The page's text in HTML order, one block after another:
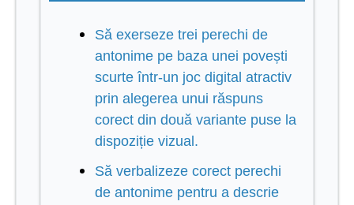
Să exerseze trei perechi de
antonime pe baza unei povești
scurte într-un joc digital atractiv
prin alegerea unui răspuns
corect din două variante puse la
dispoziție vizual.
Să verbalizeze corect perechi
de antonime pentru a descrie